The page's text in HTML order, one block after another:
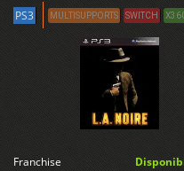
PS3 MULTISUPPORTS SWITCH
Franchise